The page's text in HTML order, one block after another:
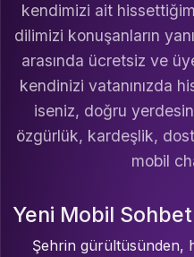
kendimizi ait
dilimizi konuşanların
arasında ücretsiz ve
kendinizi vatanınızda
iseniz, doğru
özgürlük, kardeşlik,
mobil
Yeni Mobil
Şehrin gürültüsünden,